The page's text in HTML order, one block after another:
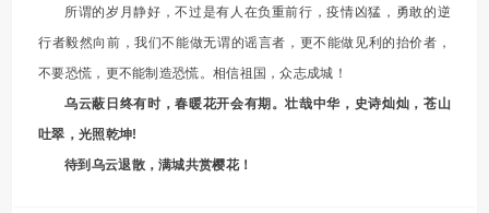
所谓的岁月静好，不过是有人在负重前行，疫情凶猛，勇敢的逆
行者毅然向前，我们不能做无谓的谣言者，更不能做见利的抬价者，
不要恐慌，更不能制造恐慌。相信祖国，众志成城！
乌云蔽日终有时，春暖花开会有期。壮哉中华，史诗灿灿，苍山
吐翠，光照乾坤!
待到乌云退散，满城共赏樱花！